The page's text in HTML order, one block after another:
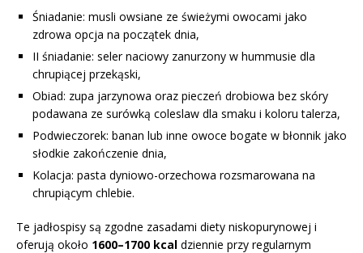
Śniadanie: musli owsiane ze świeżymi owocami jako
zdrowa opcja na początek dnia,
II śniadanie: seler naciowy zanurzony w hummusie dla
chrupiącej przekąski,
Obiad: zupa jarzynowa oraz pieczeń drobiowa bez skóry
podawana ze surówką coleslaw dla smaku i koloru talerza,
Podwieczorek: banan lub inne owoce bogate w błonnik jako
słodkie zakończenie dnia,
Kolacja: pasta dyniowo-orzechowa rozsmarowana na
chrupiącym chlebie.
Te jadłospisy są zgodne zasadami diety niskopurynowej i
oferują około 1600–1700 kcal dziennie przy regularnym